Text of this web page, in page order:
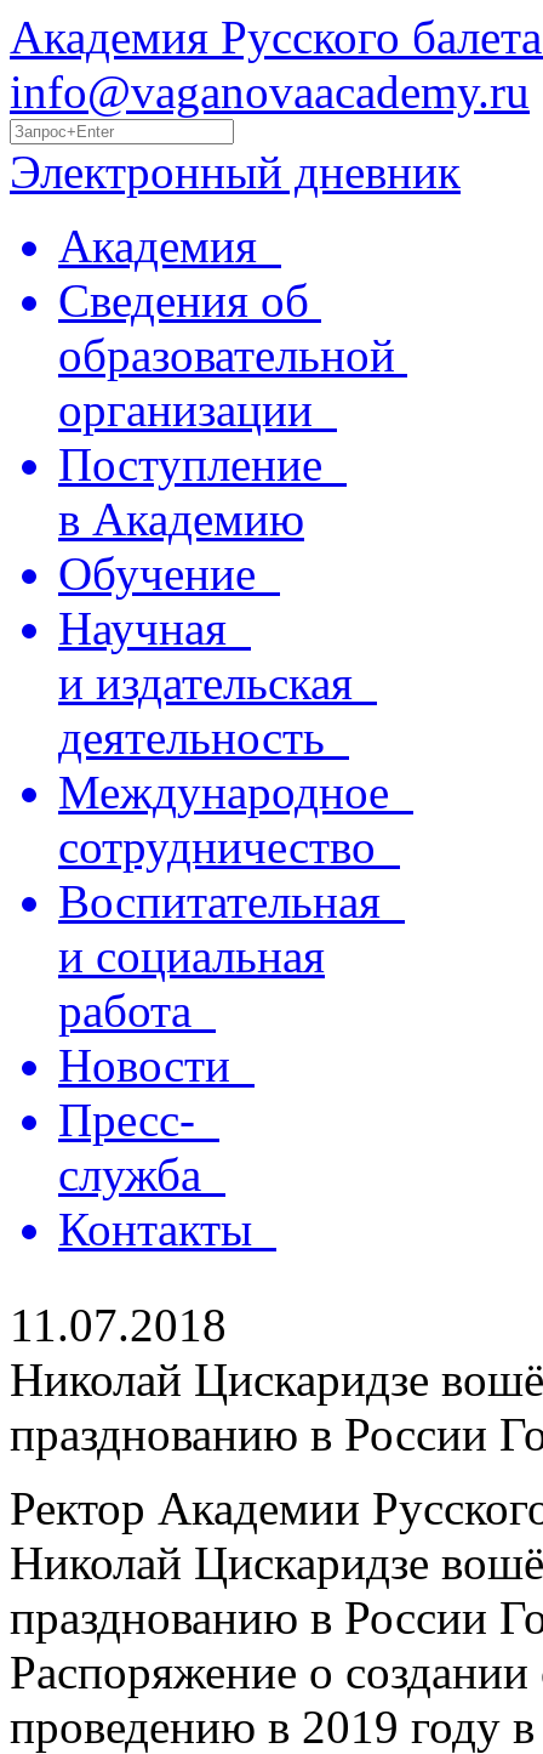
Академия Русского
info@vaganovaacademy.ru
Электронный дневник
Академия
Сведения об
образовательной
организации
Поступление
в Академию
Обучение
Научная
и издательская
деятельность
Международное
сотрудничество
Воспитательная
и социальная
работа
Новости
Пресс-
служба
Контакты
11.07.2018
Николай Цискаридзе
празднованию в России
Ректор Академии
Николай Цискаридзе
празднованию в России
Распоряжение о
проведению в 2019 году